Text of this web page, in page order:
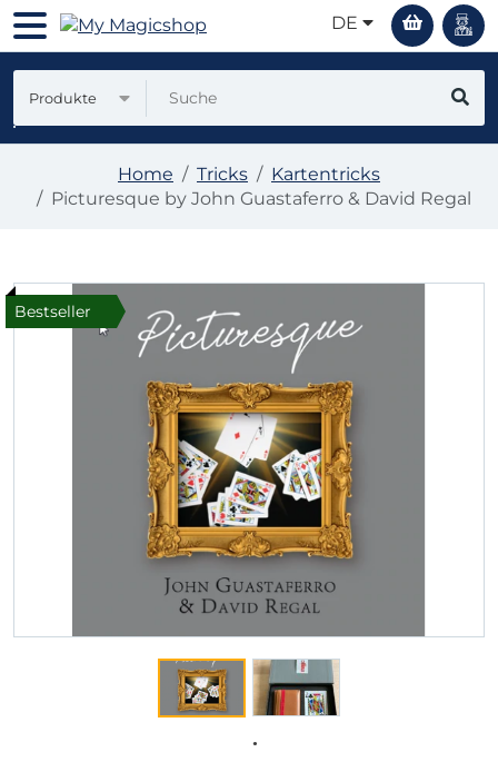
DE
Produkte
Home Tricks
Kartentricks
Picturesque by John Guastaferro & David Regal
Bestseller